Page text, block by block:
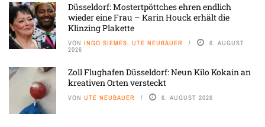
Düsseldorf: Mostertpöttches ehren endlich
wieder eine Frau – Karin Houck erhält die
Klinzing Plakette
VON INGO SIEMES, UTE NEUBAUER 6. AUGUST
2026
Zoll Flughafen Düsseldorf: Neun Kilo Kokain an
kreativen Orten versteckt
VON UTE NEUBAUER 6. AUGUST 2026